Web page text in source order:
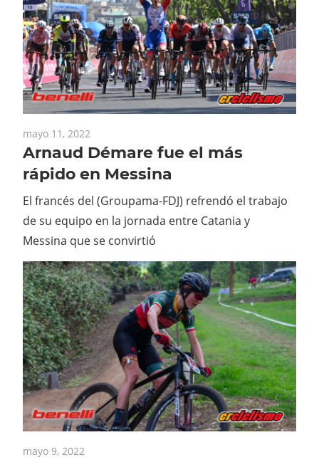
mayo 11, 2022
Arnaud Démare fue el más
rápido en Messina
El francés del (Groupama-FDJ) refrendó el trabajo
de su equipo en la jornada entre Catania y
Messina que se convirtió
mayo 9, 2022